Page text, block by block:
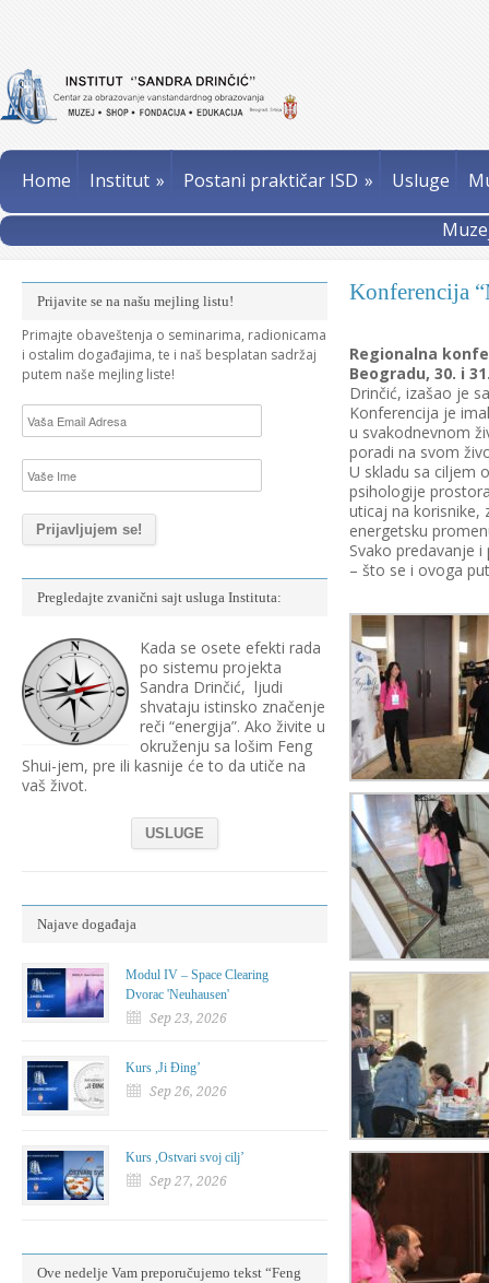
Home Institut » Postani praktičar ISD » Usluge
Konferencija
Regionalna
Beogradu, 30. i
Drinčić, izašao je
Konferencija je
u svakodnevnom
poradi na svom
U skladu sa ciljem
psihologije
uticaj na korisnike,
energetsku
Svako predavanje
– što se i ovoga
Prijavite se na našu mejling listu!
Primajte obaveštenja o seminarima, radionicama
i ostalim događajima, te i naš besplatan sadržaj
putem naše mejling liste!
Pregledajte zvanični sajt usluga Instituta:
Kada se osete efekti rada
po sistemu projekta
Sandra Drinčić, ljudi
shvataju istinsko značenje
reči “energija”. Ako živite u
okruženju sa lošim Feng
Shui-jem, pre ili kasnije će to da utiče na
vaš život.
USLUGE
Najave događaja
Modul IV – Space Clearing
Dvorac 'Neuhausen'
Sep 23, 2026
Kurs ,Ji Đing’
Sep 26, 2026
Kurs ,Ostvari svoj cilj’
Sep 27, 2026
Ove nedelje Vam preporučujemo tekst “Feng